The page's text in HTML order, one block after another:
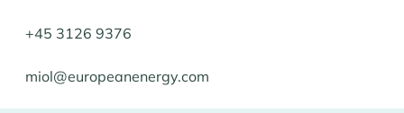
+45 3126 9376
miol@europeanenergy.com